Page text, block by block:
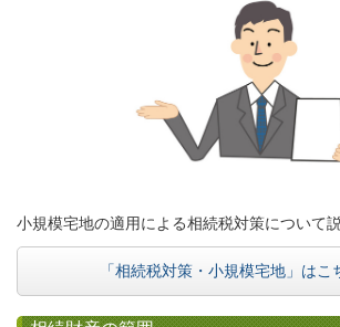
小規模宅地の適用による相続税対策について
「相続税対策・小規模宅地」はこ